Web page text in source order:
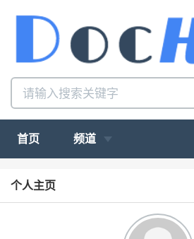
首页 频道
个人主页